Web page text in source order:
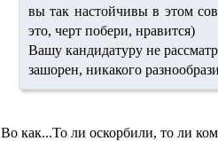
вы так настойчивы в этом
это, черт побери, нравится)
Вашу кандидатуру не
зашорен, никакого
Во как...То ли оскорбили, то ли